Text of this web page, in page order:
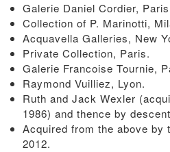
Galerie Daniel Cordier,
Collection of P. Marinotti,
Acquavella Galleries, New
Private Collection, Paris.
Galerie Francoise Tournie,
Raymond Vuilliez, Lyon.
Ruth and Jack Wexler
1986) and thence by
Acquired from the above by
2012.